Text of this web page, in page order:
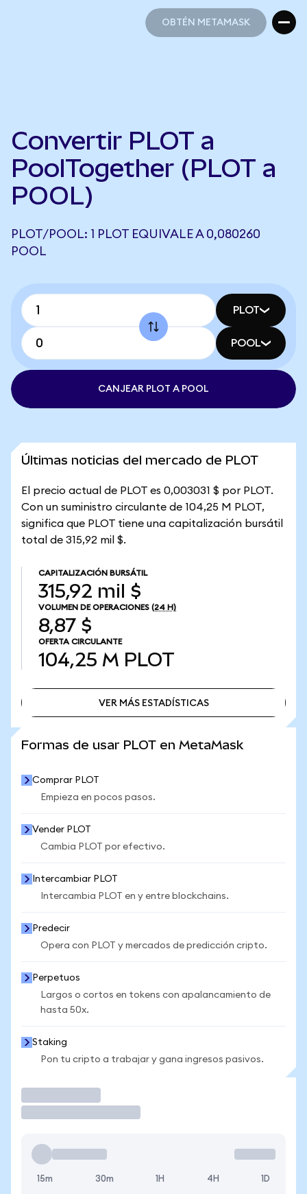
OBTÉN METAMASK
Convertir PLOT a
PoolTogether (PLOT a
POOL)
PLOT/POOL: 1 PLOT EQUIVALE A 0,080260
POOL
PLOT
POOL
CANJEAR PLOT A POOL
Últimas noticias del mercado de PLOT
El precio actual de PLOT es 0,003031 $ por PLOT.
Con un suministro circulante de 104,25 M PLOT,
significa que PLOT tiene una capitalización bursátil
total de 315,92 mil $.
CAPITALIZACIÓN BURSÁTIL
315,92 mil $
VOLUMEN DE OPERACIONES (24 H)
8,87 $
OFERTA CIRCULANTE
104,25 M PLOT
VER MÁS ESTADÍSTICAS
Formas de usar PLOT en MetaMask
Comprar PLOT
Empieza en pocos pasos.
Vender PLOT
Cambia PLOT por efectivo.
Intercambiar PLOT
Intercambia PLOT en y entre blockchains.
Predecir
Opera con PLOT y mercados de predicción cripto.
Perpetuos
Largos o cortos en tokens con apalancamiento de
hasta 50x.
Staking
Pon tu cripto a trabajar y gana ingresos pasivos.
15m 30m 1H 4H 1D